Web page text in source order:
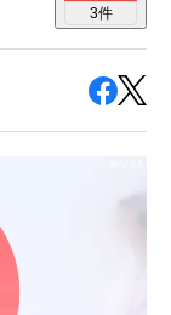
3件